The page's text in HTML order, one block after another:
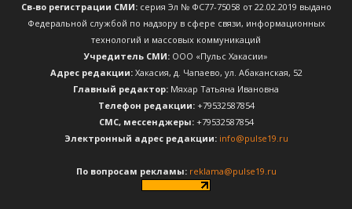
Св-во регистрации СМИ:серия Эл № ФС77-75058 от 22.02.2019 выдано
Федеральной службой по надзору в сфере связи, информационных
технологий и массовых коммуникаций
Учредитель СМИ: ООО «Пульс Хакасии»
Адрес редакции:Хакасия, д. Чапаево, ул. Абаканская, 52
Главный редактор: Мяхар Татьяна Ивановна
Телефон редакции:+79532587854
CМС, мессенджеры:+79532587854
Электронный адрес редакции: info@pulse19.ru
По вопросам рекламы: reklama@pulse19.ru